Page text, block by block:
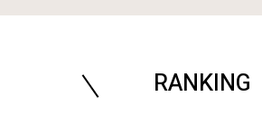
RANKING